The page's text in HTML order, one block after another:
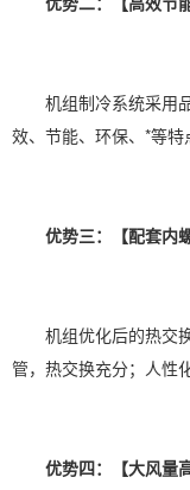
机组制冷系统采用品
效、节能、环保、*等特
优势三：【配套内
机组优化后的热交换
管，热交换充分；人性
优势四：【大风量